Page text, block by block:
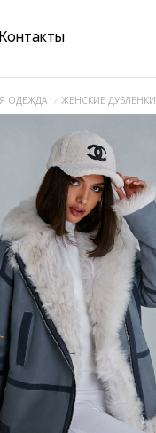
Контакты
ОДЕЖДА ЖЕНСКИЕ ДУБЛЕНКИ